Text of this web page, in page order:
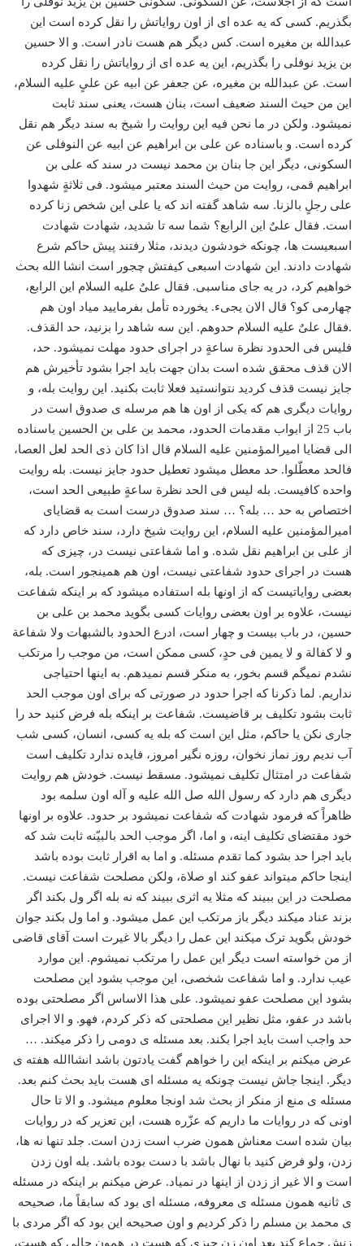
بگذریم. کسی که یه عده ای از اون روایاتش را نقل کرده است این
عبدالله بن مغیره است. کس دیگر هم هست نادر است. و الا حسین
بن یزید نوفلی را بگذریم، این یه عده ای از روایاتش را نقل کرده
است. عن عبدالله بن مغیره، عن جعفر عن ابیه عن علیٍ علیه السلام،
این من حیث السند ضعیف است، بنان هست، یعنی سند ثابت
نمیشود. ولکن در ما نحن فیه این روایت را شیخ به سند دیگر هم نقل
کرده است. و باسناده عن علی بن ابراهیم عن ابیه عن النوفلی عن
السکونی، دیگر این جا بنان بن محمد نیست در سند که علی بن
ابراهیم قمی، روایت من حیث السند معتبر میشود. فی ثلاثةٍ شهدوا
علی رجلٍ بالزنا. سه شاهد گفته اند که یا علی این شخص زنا کرده
است. فقال علیٌ این الرابع؟ شما سه تا شدید، شهادت شهادت
اسبعیست ها، چونکه خودشون دیدند، مثلا رفتند پیش حاکم شرع
شهادت دادند. این شهادت اسبعی کیفتش چجور است انشا الله بحث
خواهیم کرد، در یه جای مناسبی. فقال علیٌ علیه السلام این الرابع،
چهارمی کو؟ قال الان یجیء. یخورده تأمل بفرمایید میاد اون هم
.فقال علیٌ علیه السلام حدوهم. این سه شاهد را بزنید، حد القذف.
فلیس فی الحدود نظرة ساعةٍ در اجرای حدود مهلت نمیشود. حد،
الان قذف محقق شده است بدان جهت باید اجرا بشود تأخیرش هم
جایز نیست قذف کردید نتوانستید فعلا ثابت بکنید. این روایت بله، و
روایات دیگری هم که یکی از اون ها هم مرسله ی صدوق است در
باب 25 از ابواب مقدمات الحدود، محمد بن علی بن الحسین باسناده
الی قضایا امیرالمؤمنین علیه السلام قال اذا کان ذی الحد لعل العصا،
فالحد معطّلوا. حد معطل میشود تعطیل حدود جایز نیست. بله روایت
واحده کافیست. بله لیس فی الحد نظرة ساعةٍ طبیعی الحد است،
اختصاص به حد … بله؟ … سند صدوق درست است به قضایای
امیرالمؤمنین علیه السلام، این روایت شیخ دارد، سند خاص دارد که
از علی بن ابراهیم نقل شده. و اما شفاعتی نیست در، چیزی که
هست در اجرای حدود شفاعتی نیست، اون هم همینجور است. بله،
بعضی روایاتیست که از اونها بله استفاده میشود که بر اینکه شفاعت
نیست، علاوه بر اون بعضی روایات کسی بگوید محمد بن علی بن
حسین، در باب بیست و چهار است، ادرع الحدود بالشبهات ولا شفاعة
و لا کفالة و لا یمین فی حدٍ، کسی ممکن است، من موجب را مرتکب
نشدم نمیگم قسم بخور، به منکر قسم نمیدهم. به اینها احتیاجی
نداریم. لما ذکرنا که اجرا حدود در صورتی که برای اون موجب الحد
ثابت بشود تکلیف بر قاضیست. شفاعت بر اینکه بله فرض کنید حد را
جاری نکن یا حاکم، مثل این است که بله یه کسی، انسان، کسی شب
آب ندیم روز نماز نخوان، روزه نگیر امروز، فایده ندارد تکلیف است
شفاعت در امتثال تکلیف نمیشود. مسقط نیست. خودش هم روایت
دیگری هم دارد که رسول الله صل الله علیه و آله اون سلمه بود
ظاهراً که فرمود شهادت که شفاعت نمیشود بر حدود. علاوه بر اونها
خود مقتضای تکلیف اینه، و اما، اگر موجب الحد بالبیّنه ثابت شد که
باید اجرا حد بشود کما تقدم مسئله. و اما به اقرار ثابت بوده باشد
اینجا حاکم میتواند عفو کند او صلاة، ولکن مصلحت شفاعت نیست.
مصلحت در این ببیند که مثلا یه اثری ببیند که نه بله اگر ول بکند اگر
بزند عناد میکند دیگر باز مرتکب این عمل میشود. و اما ول بکند جوان
خودش بگوید ترک میکند این عمل را دیگر بالا غیرت است آقای قاضی
از من خواسته است دیگر این عمل را مرتکب نمیشوم. این موارد
عیب ندارد. و اما شفاعت شخصی، این موجب بشود این مصلحت
بشود این مصلحت عفو نمیشود. علی هذا الاساس اگر مصلحتی بوده
باشد در عفو، مثل نظیر این مصلحتی که ذکر کردم، فهو. و الا اجرای
حد واجب است باید اجرا بکند. بعد مسئله ی دومی را ذکر میکند. …
عرض میکنم بر اینکه این را خواهم گفت یادتون باشد انشاالله هفته ی
دیگر. اینجا جاش نیست چونکه یه مسئله ای هست باید بحث کنم بعد.
مسئله ی منع از منکر از بحث شد اونجا معلوم میشود. و الا تا حال
اونی که در روایات ما داریم که عزّره هست، این تعزیر که در روایات
بیان شده است معناش همون ضرب است زدن است. جلد تنها نه ها،
زدن، ولو فرض کنید با نهال باشد با دست بوده باشد. بله اون زدن
است و الا غیر از زدن از اینها در نمیاد. عرض میکنم بر اینکه در مسئله
ی ثانیه همون مسئله ی معروفه، مسئله ای بود که سابقاً ما، صحیحه
ی محمد بن مسلم را ذکر کردیم و اون صحیحه این بود که اگر مردی با
زنش جماع کند بعد اون زن چیزی که هست در همون حالی که هست،